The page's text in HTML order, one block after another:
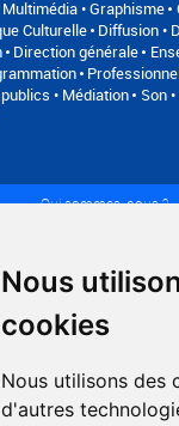
Nous
cookies
Nous utilisons des
d'autres
• Graphisme
Culturelle Diffusion •
Direction générale
• Médiation
Son
Qui sommes-nous ?
Plan du site
FAQ recruteurs
FAQ
culturel 784.000
mois.